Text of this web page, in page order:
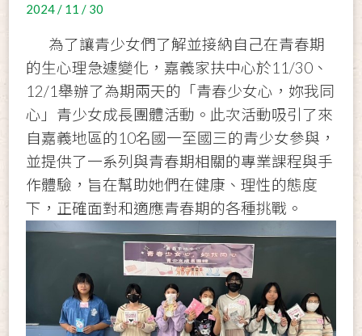
2024 / 11 / 30
為了讓青少女們了解並接納自己在青春期
的生心理急遽變化，嘉義家扶中心於11/30、
12/1舉辦了為期兩天的「青春少女心，妳我同
心」青少女成長團體活動。此次活動吸引了來
自嘉義地區的10名國一至國三的青少女參與，
並提供了一系列與青春期相關的專業課程與手
作體驗，旨在幫助她們在健康、理性的態度
下，正確面對和適應青春期的各種挑戰。